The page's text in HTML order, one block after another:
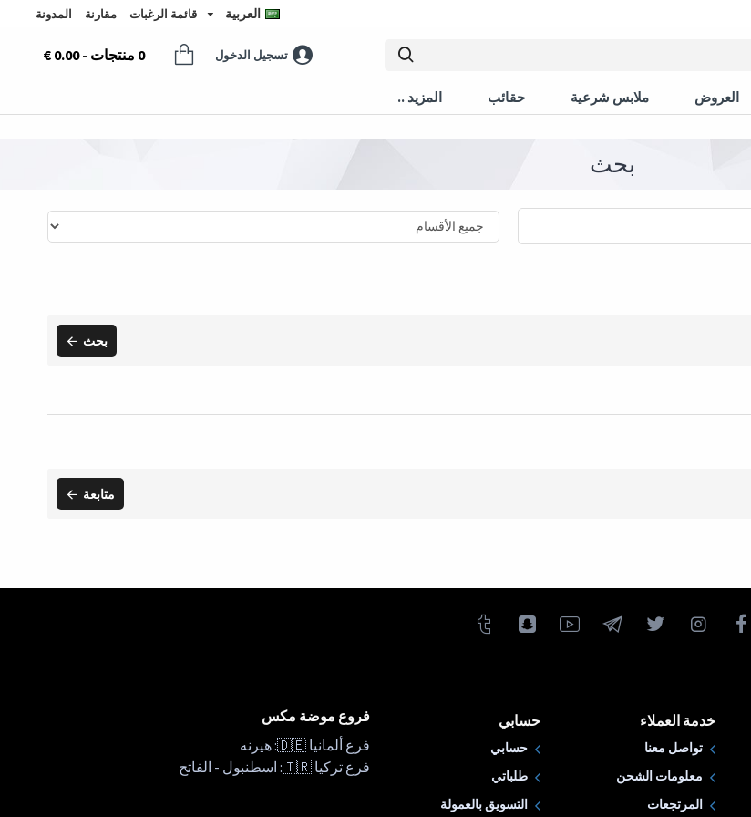
العربية قائمة الرغبات مقارنة المدونة
تسجيل الدخول 0 منتجات - 0.00 €
العروض ملابس شرعية حقائب المزيد ..
بحث
بحث
متابعة
خدمة العملاء
تواصل معنا
معلومات الشحن
المرتجعات
حسابي
حسابي
طلباتي
التسويق بالعمولة
فروع موضة مكس
فرع ألمانيا 🇩🇪: هيرنه
فرع تركيا 🇹🇷: اسطنبول - الفاتح